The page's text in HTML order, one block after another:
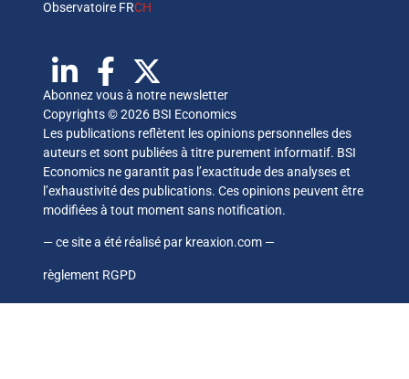
Observatoire FRCH
Abonnez vous à notre newsletter
Copyrights © 2026 BSI Economics
Les publications reflètent les opinions personnelles des
auteurs et sont publiées à titre purement informatif. BSI
Economics ne garantit pas l’exactitude des analyses et
l’exhaustivité des publications. Ces opinions peuvent être
modifiées à tout moment sans notification.
— ce site a été réalisé par kreaxion.com —
règlement RGPD